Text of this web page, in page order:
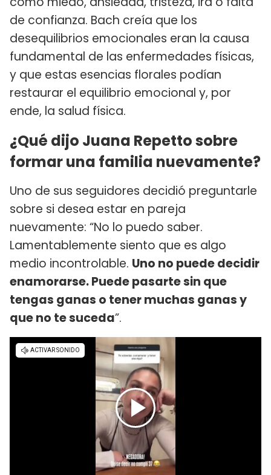
de confianza. Bach creía que los
desequilibrios emocionales eran la causa
fundamental de las enfermedades físicas,
y que estas esencias florales podían
restaurar el equilibrio emocional y, por
ende, la salud física.
¿Qué dijo Juana Repetto sobre
formar una familia nuevamente?
Uno de sus seguidores decidió preguntarle
sobre si desea estar en pareja
nuevamente: “No lo puedo saber.
Lamentablemente siento que es algo
medio incontrolable. Uno no puede decidir
enamorarse. Puede pasarte sin que
tengas ganas o tener muchas ganas y
que no te suceda”.